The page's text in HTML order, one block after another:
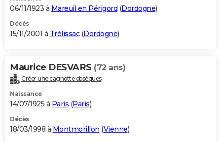
06/11/1923 à Mareuil en Périgord (Dordogne)
Décès
15/11/2001 à Trélissac(Dordogne)
Maurice DESVARS (72 ans)
Créer une cagnotte obsèques
Naissance
14/07/1925 à Paris (Paris)
Décès
18/03/1998 à Montmorillon (Vienne)